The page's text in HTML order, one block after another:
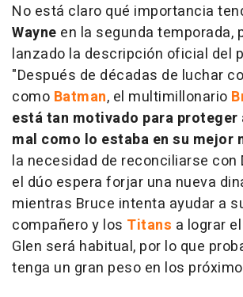
No está claro qué importancia
Wayne en la segunda temporada,
lanzado la descripción oficial del
"Después de décadas de luchar
como Batman, el multimillonario
está tan motivado para proteger
mal como lo estaba en su mejor
la necesidad de reconciliarse con
el dúo espera forjar una nueva
mientras Bruce intenta ayudar a
compañero y los Titans a lograr
Glen será habitual, por lo que
tenga un gran peso en los